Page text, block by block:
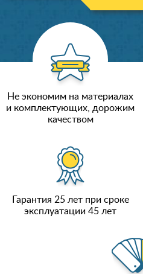
Не экономим на материалах
и комплектующих, дорожим
качеством
Гарантия 25 лет при сроке
эксплуатации 45 лет